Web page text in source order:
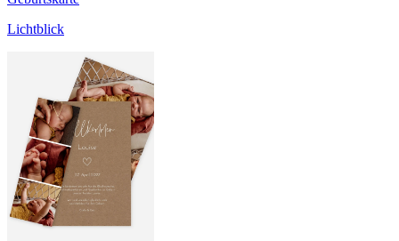
Lichtblick